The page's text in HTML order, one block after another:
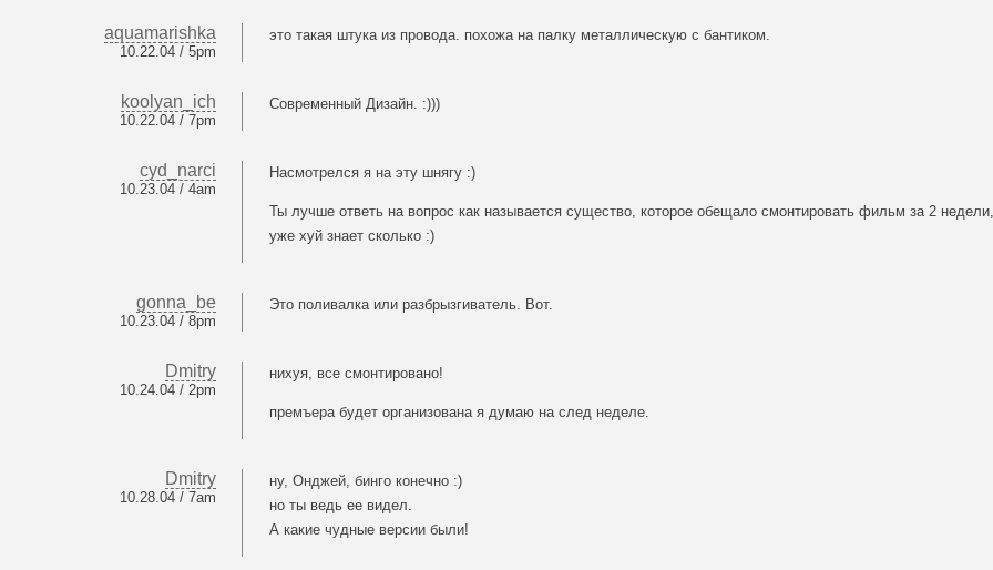
aquamarishka
10.22.04 / 5pm
это такая штука из провода. похожа на палку металлическую с бантиком.
koolyan_ich
10.22.04 / 7pm
Современный Дизайн. :)))
cyd_narci
10.23.04 / 4am
Насмотрелся я на эту шнягу :)
Ты лучше ответь на вопрос как называется существо, которое обещало смонтировать фильм за 2
уже хуй знает сколько :)
gonna_be
10.23.04 / 8pm
Это поливалка или разбрызгиватель. Вот.
Dmitry
10.24.04 / 2pm
нихуя, все смонтировано!
премъера будет организована я думаю на след неделе.
Dmitry
10.28.04 / 7am
ну, Онджей, бинго конечно :)
но ты ведь ее видел.
А какие чудные версии были!